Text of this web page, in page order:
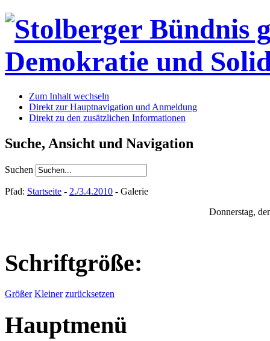
Zum Inhalt wechseln
Direkt zur Hauptnavigation und Anmeldung
Direkt zu den zusätzlichen Informationen
Suche, Ansicht und Navigation
Suchen
Pfad: Startseite - 2./3.4.2010 - Galerie
Donnerstag,
Schriftgröße:
Größer Kleiner zurücksetzen
Hauptmenü